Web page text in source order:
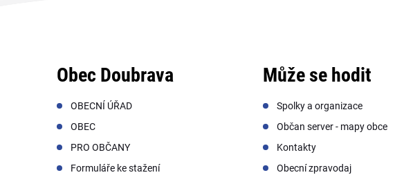
Obec Doubrava
OBECNÍ ÚŘAD
OBEC
PRO OBČANY
Formuláře ke stažení
Může se hodit
Spolky a organizace
Občan server - mapy obce
Kontakty
Obecní zpravodaj